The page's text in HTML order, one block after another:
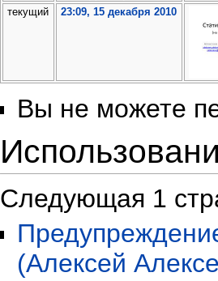
текущий
23:09, 15 декабря 2010
Вы не можете
Следующая 1
(Алексей